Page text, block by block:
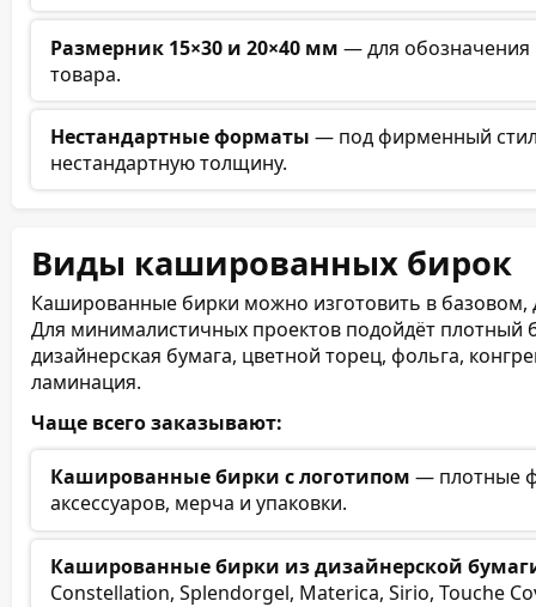
Размерник 15×30 и 20×40 мм — для обозначения
товара.
Нестандартные форматы — под фирменный
нестандартную толщину.
Виды кашированных бирок
Кашированные бирки можно изготовить в
Для минималистичных проектов подойдёт плотный
дизайнерская бумага, цветной торец, фольга,
ламинация.
Чаще всего заказывают:
Кашированные бирки с логотипом — плотные
аксессуаров, мерча и упаковки.
Кашированные бирки из дизайнерской
Constellation, Splendorgel, Materica, Sirio, Touche